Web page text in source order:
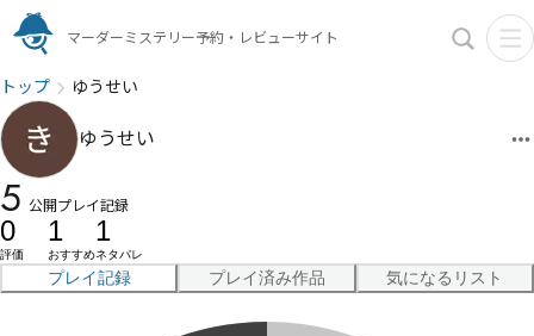
マーダーミステリー予約・レビューサイト
トップ ゆうせい
ゆうせい
5 公開プレイ記録
0
評価
1
おすすめ
1
ネタバレ
プレイ記録 プレイ済み作品 気になるリスト